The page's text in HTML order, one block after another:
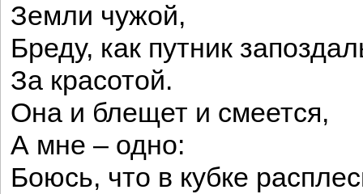
Земли чужой,
Бреду, как путник
За красотой.
Она и блещет и смеется,
А мне – одно:
Боюсь, что в кубке